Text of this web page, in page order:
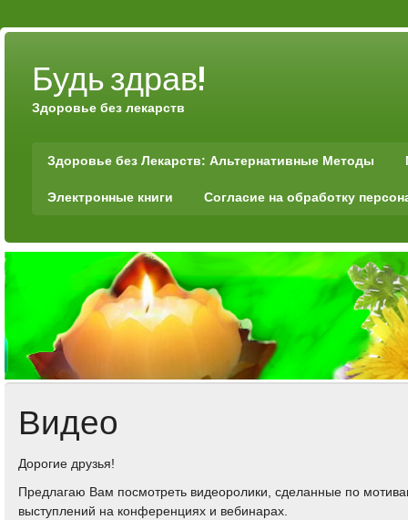
Будь здрав!
Здоровье без лекарств
Здоровье без Лекарств: Альтернативные Методы
Электронные книги Согласие на обработку
Видео
Дорогие друзья!
Предлагаю Вам посмотреть видеоролики, сделанные по
выступлений на конференциях и вебинарах.